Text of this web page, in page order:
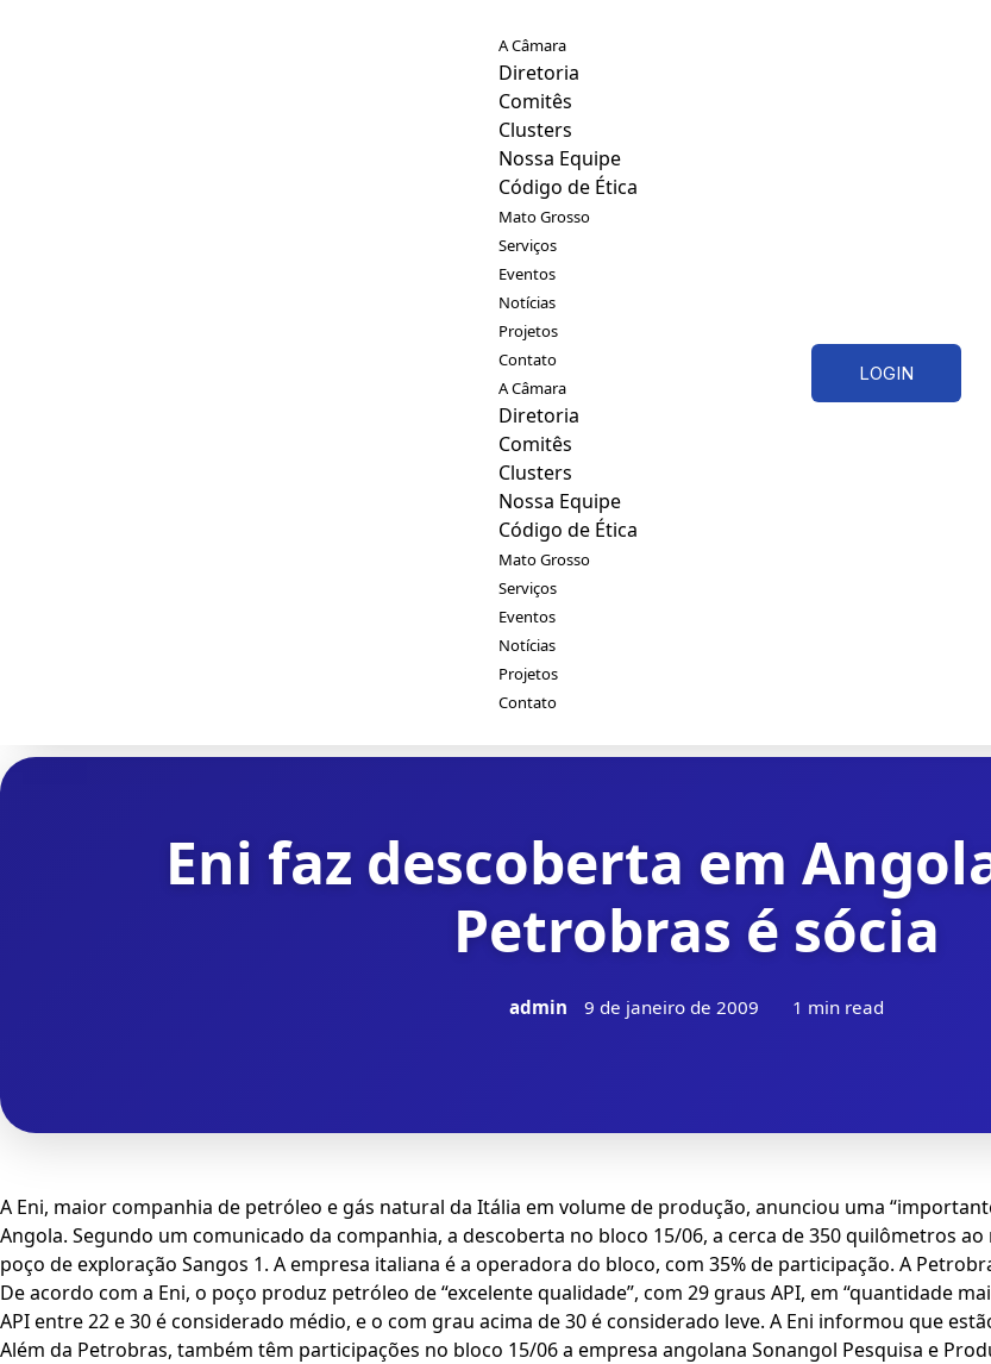
A Câmara
Diretoria
Comitês
Clusters
Nossa Equipe
Código de Ética
Mato Grosso
Serviços
Eventos
Notícias
Projetos
Contato
A Câmara
Diretoria
Comitês
Clusters
Nossa Equipe
Código de Ética
Mato Grosso
Serviços
Eventos
Notícias
Projetos
Contato
LOGIN
Eni faz descoberta em
Petrobras é sócia
admin 9 de janeiro de 2009 1 min read
A Eni, maior companhia de petróleo e gás natural da Itália em volume de produção, anunciou uma
Angola. Segundo um comunicado da companhia, a descoberta no bloco 15/06, a cerca de 350 quilômetros
poço de exploração Sangos 1. A empresa italiana é a operadora do bloco, com 35% de participação. A
De acordo com a Eni, o poço produz petróleo de “excelente qualidade”, com 29 graus API, em “quantidade
API entre 22 e 30 é considerado médio, e o com grau acima de 30 é considerado leve. A Eni informou que
Além da Petrobras, também têm participações no bloco 15/06 a empresa angolana Sonangol Pesquisa e